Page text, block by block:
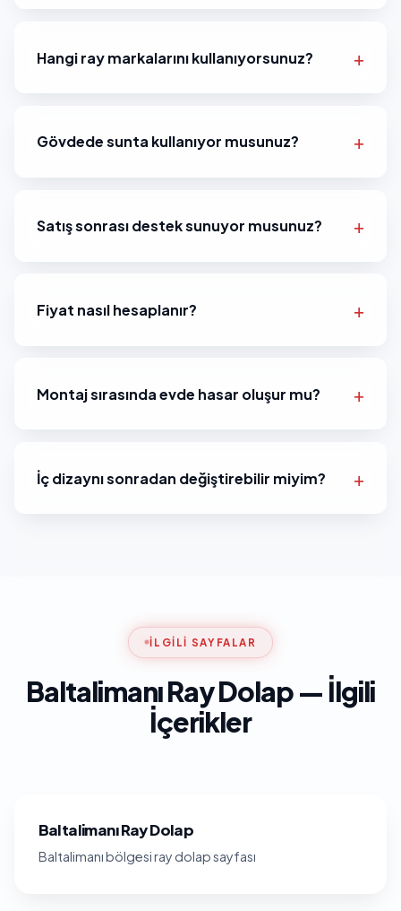
Hangi ray markalarını kullanıyorsunuz?
Gövdede sunta kullanıyor musunuz?
Satış sonrası destek sunuyor musunuz?
Fiyat nasıl hesaplanır?
Montaj sırasında evde hasar oluşur mu?
İç dizaynı sonradan değiştirebilir miyim?
İLGILI SAYFALAR
Baltalimanı Ray Dolap — İlgili
İçerikler
Baltalimanı Ray Dolap
Baltalimanı bölgesi ray dolap sayfası